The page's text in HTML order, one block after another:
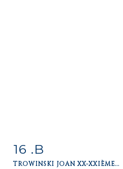
Item detail
16 .B
TROWINSKI JOAN XX-XXIÈME...